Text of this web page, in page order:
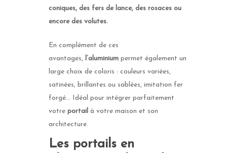
coniques, des fers de lance, des rosaces ou
encore des volutes.
En complément de ces
avantages, l’aluminium permet également un
large choix de coloris : couleurs variées,
satinées, brillantes ou sablées, imitation fer
forgé… Idéal pour intégrer parfaitement
votre portail à votre maison et son
architecture.
Les portails en